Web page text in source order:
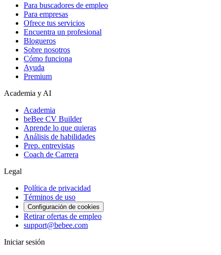
Para buscadores de empleo
Para empresas
Ofrece tus servicios
Encuentra un profesional
Blogueros
Sobre nosotros
Cómo funciona
Ayuda
Premium
Academia y AI
Academia
beBee CV Builder
Aprende lo que quieras
Análisis de habilidades
Prep. entrevistas
Coach de Carrera
Legal
Política de privacidad
Términos de uso
Configuración de cookies
Retirar ofertas de empleo
support@bebee.com
Iniciar sesión